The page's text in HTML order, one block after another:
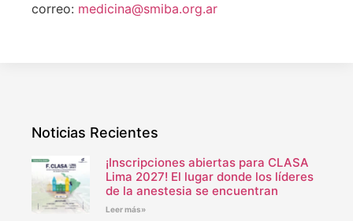
correo: medicina@smiba.org.ar
Noticias Recientes
¡Inscripciones abiertas para CLASA
Lima 2027! El lugar donde los líderes
de la anestesia se encuentran
Leer más»